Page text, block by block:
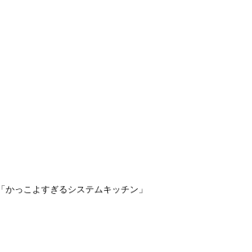
「かっこよすぎるシステムキッチン」